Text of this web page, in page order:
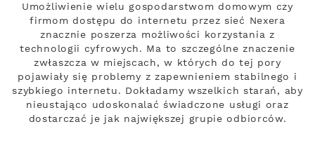
Umożliwienie wielu gospodarstwom domowym czy
firmom dostępu do internetu przez sieć Nexera
znacznie poszerza możliwości korzystania z
technologii cyfrowych. Ma to szczególne znaczenie
zwłaszcza w miejscach, w których do tej pory
pojawiały się problemy z zapewnieniem stabilnego i
szybkiego internetu. Dokładamy wszelkich starań, aby
nieustająco udoskonalać świadczone usługi oraz
dostarczać je jak największej grupie odbiorców.